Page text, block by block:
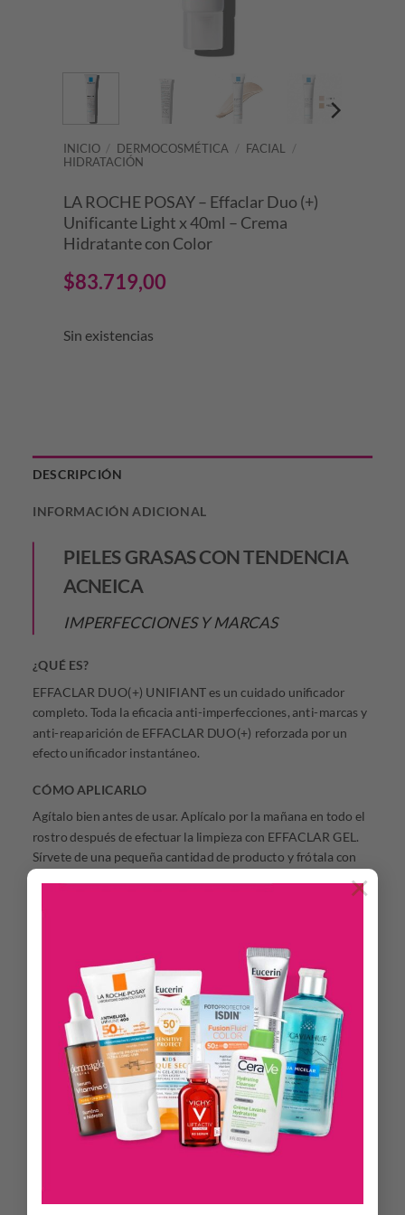
×
INICIO / DERMOCOSMÉTICA / FACIAL
/
HIDRATACIÓN
LA ROCHE POSAY – Effaclar Duo (+)
Unificante Light x 40ml – Crema
Hidratante con Color
$83.719,00
Sin existencias
DESCRIPCIÓN
INFORMACIÓN ADICIONAL
PIELES GRASAS CON TENDENCIA
ACNEICA
IMPERFECCIONES Y MARCAS
¿QUÉ ES?
EFFACLAR DUO(+) UNIFIANT es un cuidado unificador
completo. Toda la eficacia anti-imperfecciones, anti-marcas y
anti-reaparición de EFFACLAR DUO(+) reforzada por un
efecto unificador instantáneo.
CÓMO APLICARLO
Agítalo bien antes de usar. Aplícalo por la mañana en todo el
rostro después de efectuar la limpieza con EFFACLAR GEL.
Sírvete de una pequeña cantidad de producto y frótala con
las yemas de los dedos para calentarla y ayudar a que penetre
mejor. Coloca las manos a ambos lados de la cara, masajea
desde el centro y extendiendo el producto hacia el exterior
mediante ligeros y suaves toquecitos. Aplícalo con la yema de
los dedos para evitar que se formen granos.
¿QUÉ TEXTURA TIENE?
Hidratante y matificante.
BENEFICIOS CLAVE
Se reducen visible e inmediatamente las imperfecciones y las
marcas rojas y marrones. Sin efecto mascarilla.Acción anti-
imperfecciones, la piel está significativamente menos